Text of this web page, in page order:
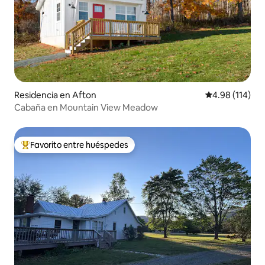
Residencia en Afton Calificación
4.98 (114)
Cabaña en Mountain View Meadow
De los mejores en Favorito entre huéspedes
Favorito entre huéspedes